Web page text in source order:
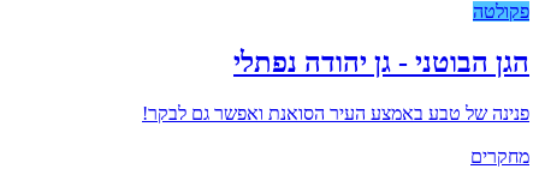
פקולטה
הגן הבוטני - גן יהודה נפתלי
פנינה של טבע באמצע העיר הסואנת ואפשר גם לבקר!
מחקרים